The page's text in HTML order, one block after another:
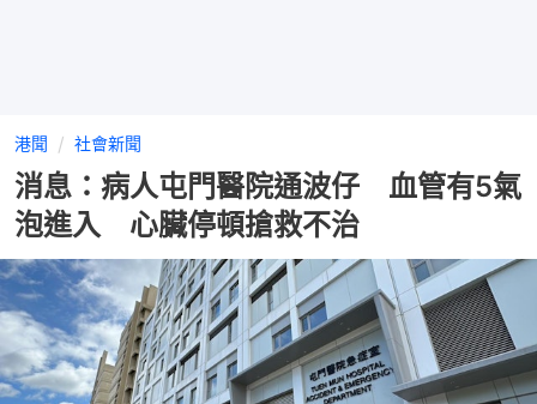
港聞 社會新聞
消息：病人屯門醫院通波仔 血管有5氣
泡進入 心臟停頓搶救不治